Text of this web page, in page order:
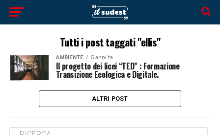
Tutti i post taggati "ellis"
AMBIENTE 5 anni fa
Il progetto dei licei “TED” : Formazione
Transizione Ecologica e Digitale.
ALTRI POST